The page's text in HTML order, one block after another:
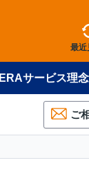
最近
ERAサービス理念
ご